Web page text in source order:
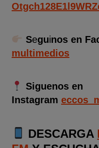
Seguinos en
multimedios
Siguenos en
Instagram
DESCARGA